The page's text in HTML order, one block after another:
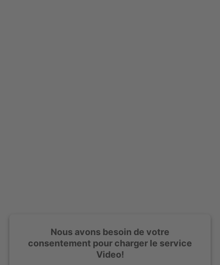
Nous avons besoin de votre
consentement pour charger le service
Video!